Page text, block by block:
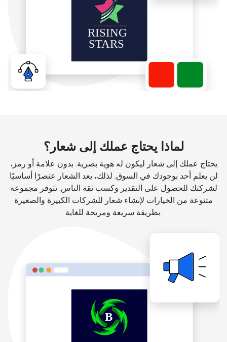
لماذا يحتاج عملك إلى شعار؟
يحتاج عملك إلى شعار ليكون له هوية بصرية. بدون علامة أو رمز،
لن يعلم أحد بوجودك في السوق. لذلك، يعد الشعار عنصرًا أساسيًا
لشركتك للحصول على التقدير وكسب ثقة الناس. تتوفر مجموعة
متنوعة من الخيارات لإنشاء شعار للشركات الكبيرة والصغيرة
بطريقة سريعة ومريحة للغاية.